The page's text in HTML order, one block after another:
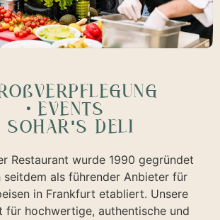
Restaurant wurde 1990 gegründet
seitdem als führender Anbieter für
in Frankfurt etabliert. Unsere
für hochwertige, authentische und
・EVENTS
SOHAR'S DELI